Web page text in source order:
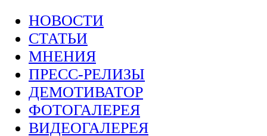
НОВОСТИ
СТАТЬИ
МНЕНИЯ
ПРЕСС-РЕЛИЗЫ
ДЕМОТИВАТОР
ФОТОГАЛЕРЕЯ
ВИДЕОГАЛЕРЕЯ